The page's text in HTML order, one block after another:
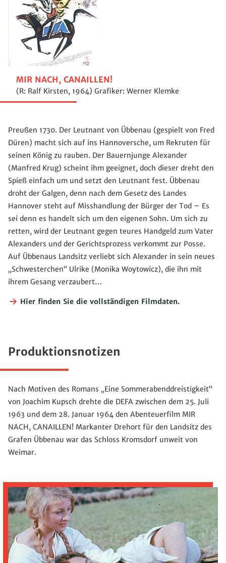
MIR NACH, CANAILLEN!
(R: Ralf Kirsten, 1964) Grafiker: Werner Klemke
Preußen 1730. Der Leutnant von Übbenau (gespielt von Fred
Düren) macht sich auf ins Hannoversche, um Rekruten für
seinen König zu rauben. Der Bauernjunge Alexander
(Manfred Krug) scheint ihm geeignet, doch dieser dreht den
Spieß einfach um und setzt den Leutnant fest. Übbenau
droht der Galgen, denn nach dem Gesetz des Landes
Hannover steht auf Misshandlung der Bürger der Tod – Es
sei denn es handelt sich um den eigenen Sohn. Um sich zu
retten, wird der Leutnant gegen teures Handgeld zum Vater
Alexanders und der Gerichtsprozess verkommt zur Posse.
Auf Übbenaus Landsitz verliebt sich Alexander in sein neues
„Schwesterchen“ Ulrike (Monika Woytowicz), die ihn mit
ihrem Gesang verzaubert…
Hier finden Sie die vollständigen Filmdaten.
Produktionsnotizen
Nach Motiven des Romans „Eine Sommerabenddreistigkeit“
von Joachim Kupsch drehte die DEFA zwischen dem 25. Juli
1963 und dem 28. Januar 1964 den Abenteuerfilm MIR
NACH, CANAILLEN! Markanter Drehort für den Landsitz des
Grafen Übbenau war das Schloss Kromsdorf unweit von
Weimar.